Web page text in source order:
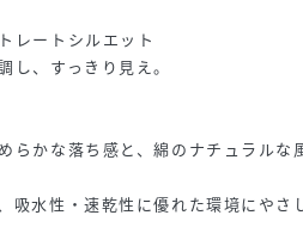
レートシルエット
し、すっきり見え。
らかな落ち感と、綿のナチュラルな
吸水性・速乾性に優れた環境にやさ